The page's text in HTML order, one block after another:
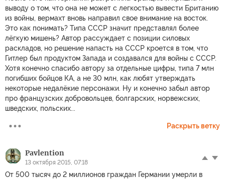
выводу о том, что она не может с легкостью вывести Британию
из войны, вермахт вновь направил свое внимание на восток.
Это как понимать? Типа СССР значит представлял более
лёгкую мишень? Автор рассуждает с позиции силовых
раскладов, но решение напасть на СССР кроется в том, что
Гитлер был продуктом Запада и создавался для войны с СССР.
Хотя конечно спасибо автору за отдельные цифры, типа 7 млн
погибших бойцов КА, а не 30 млн, как любят утверждать
некоторые недалёкие персонажи. Ну и конечно забыл автор
про французских добровольцев, болгарских, норвежских,
шведских, польских...
Раскрыть ветку
Pavlention
13 октября 2015, 07:18
От 500 тысяч до 2 миллионов граждан Германии умерли в